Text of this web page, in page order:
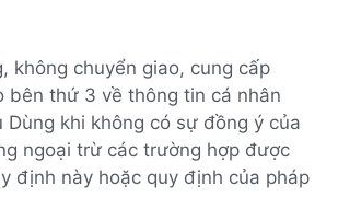
không chuyển giao, cung cấp
bên thứ 3 về thông tin cá nhân
Dùng khi không có sự đồng ý của
ngoại trừ các trường hợp được
định này hoặc quy định của pháp